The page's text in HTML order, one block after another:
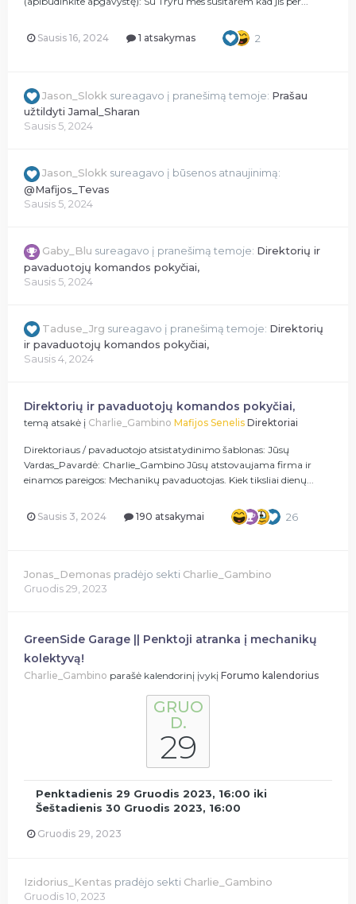
Sausis 16, 2024 1 atsakymas 2
Jason_Slokk sureagavo į pranešimą temoje: Prašau
užtildyti Jamal_Sharan
Sausis 5, 2024
Jason_Slokk sureagavo į būsenos atnaujinimą:
@Mafijos_Tevas
Sausis 5, 2024
Gaby_Blu sureagavo į pranešimą temoje: Direktorių ir
pavaduotojų komandos pokyčiai,
Sausis 5, 2024
Taduse_Jrg sureagavo į pranešimą temoje: Direktorių
ir pavaduotojų komandos pokyčiai,
Sausis 4, 2024
Direktorių ir pavaduotojų komandos pokyčiai,
temą atsakė į Charlie_Gambino Mafijos Senelis Direktoriai
Direktoriaus / pavaduotojo atsistatydinimo šablonas: Jūsų
Vardas_Pavardė: Charlie_Gambino Jūsų atstovaujama firma ir
einamos pareigos: Mechanikų pavaduotojas. Kiek tiksliai dienų...
Sausis 3, 2024 190 atsakymai 26
Jonas_Demonas pradėjo sekti Charlie_Gambino
Gruodis 29, 2023
GreenSide Garage || Penktoji atranka į mechanikų
kolektyvą!
Charlie_Gambino parašė kalendorinį įvykį Forumo kalendorius
GRUO
D.
29
Penktadienis 29 Gruodis 2023, 16:00 iki
Šeštadienis 30 Gruodis 2023, 16:00
Gruodis 29, 2023
Izidorius_Kentas pradėjo sekti Charlie_Gambino
Gruodis 10, 2023